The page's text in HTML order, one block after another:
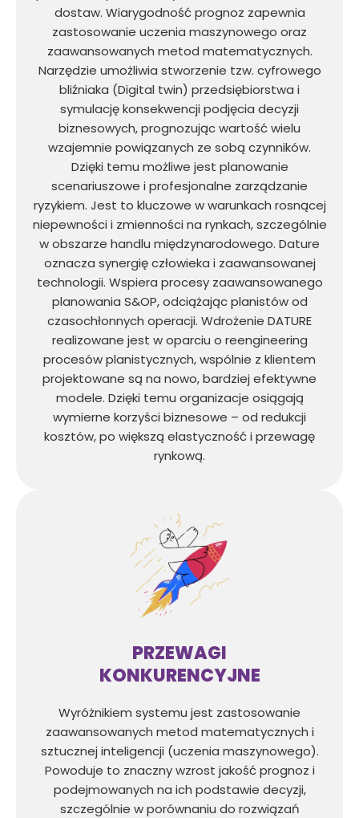
dostaw. Wiarygodność prognoz zapewnia
zastosowanie uczenia maszynowego oraz
zaawansowanych metod matematycznych.
Narzędzie umożliwia stworzenie tzw. cyfrowego
bliźniaka (Digital twin) przedsiębiorstwa i
symulację konsekwencji podjęcia decyzji
biznesowych, prognozując wartość wielu
wzajemnie powiązanych ze sobą czynników.
Dzięki temu możliwe jest planowanie
scenariuszowe i profesjonalne zarządzanie
ryzykiem. Jest to kluczowe w warunkach rosnącej
niepewności i zmienności na rynkach, szczególnie
w obszarze handlu międzynarodowego. Dature
oznacza synergię człowieka i zaawansowanej
technologii. Wspiera procesy zaawansowanego
planowania S&OP, odciążając planistów od
czasochłonnych operacji. Wdrożenie DATURE
realizowane jest w oparciu o reengineering
procesów planistycznych, wspólnie z klientem
projektowane są na nowo, bardziej efektywne
modele. Dzięki temu organizacje osiągają
wymierne korzyści biznesowe – od redukcji
kosztów, po większą elastyczność i przewagę
rynkową.
PRZEWAGI
KONKURENCYJNE
Wyróżnikiem systemu jest zastosowanie
zaawansowanych metod matematycznych i
sztucznej inteligencji (uczenia maszynowego).
Powoduje to znaczny wzrost jakość prognoz i
podejmowanych na ich podstawie decyzji,
szczególnie w porównaniu do rozwiązań